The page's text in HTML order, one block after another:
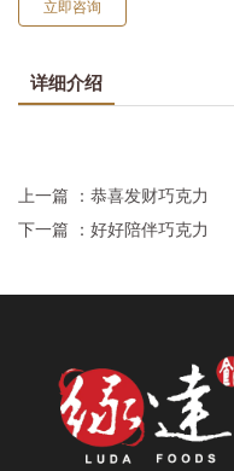
立即咨询
详细介绍
上一篇 ： 恭喜发财巧克力
下一篇 ： 好好陪伴巧克力